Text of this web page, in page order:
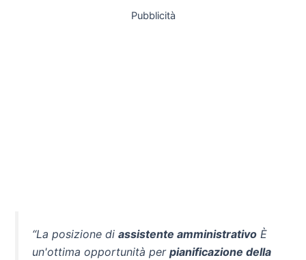
Pubblicità
“La posizione diassistente amministrativo È
un'ottima opportunità perpianificazione della